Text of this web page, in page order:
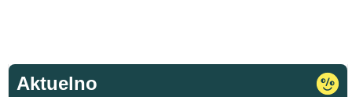
Aktuelno